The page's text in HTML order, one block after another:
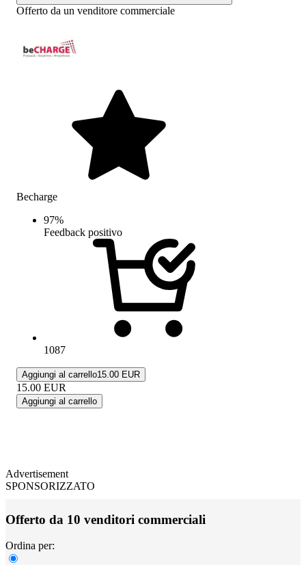
Offerto da un venditore commerciale
Becharge
97%
Feedback positivo
1087
Aggiungi al carrello15.00 EUR
15.00 EUR
Aggiungi al carrello
Advertisement
SPONSORIZZATO
Offerto da 10 venditori commerciali
Ordina per: